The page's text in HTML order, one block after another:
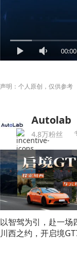
00:00
声明：个人原创，仅供参考
Autolab
4.8万粉丝
以智驾为引，赴一场
川西之约，开启境